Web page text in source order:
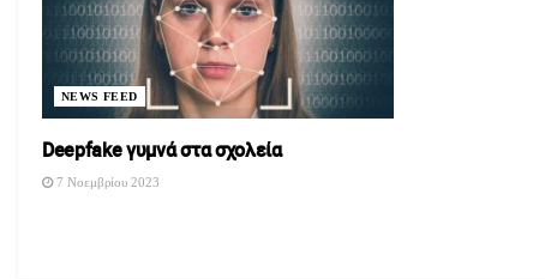
NEWS FEED
Deepfake γυμνά στα σχολεία
7 Νοεμβρίου 2023